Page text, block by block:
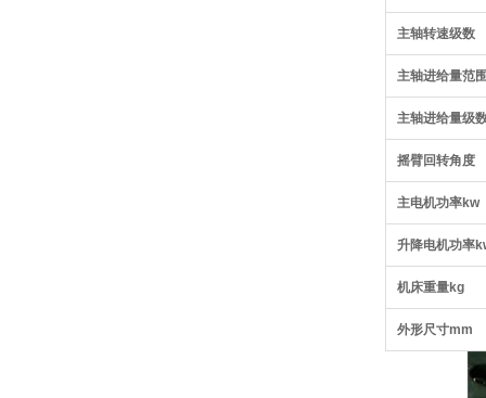
主轴转速级数
主轴进给量范
主轴进给量级
摇臂回转角度
主电机功率kw
升降电机功率
机床重量kg
外形尺寸mm